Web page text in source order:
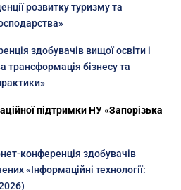
розвитку туризму та
здобувачів вищої освіти і
бізнесу та
підтримки НУ «Запорізька
конференція здобувачів
«Інформаційні технології: